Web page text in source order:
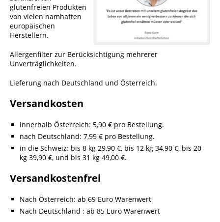
glutenfreien Produkten
von vielen namhaften
europäischen
Herstellern.
Allergenfilter zur Berücksichtigung mehrerer
Unverträglichkeiten.
Lieferung nach Deutschland und Österreich.
Versandkosten
innerhalb Österreich: 5,90 € pro Bestellung.
nach Deutschland: 7,99 € pro Bestellung.
in die Schweiz: bis 8 kg 29,90 €, bis 12 kg 34,90 €, bis 20
kg 39,90 €, und bis 31 kg 49,00 €.
Versandkostenfrei
Nach Österreich: ab 69 Euro Warenwert
Nach Deutschland : ab 85 Euro Warenwert